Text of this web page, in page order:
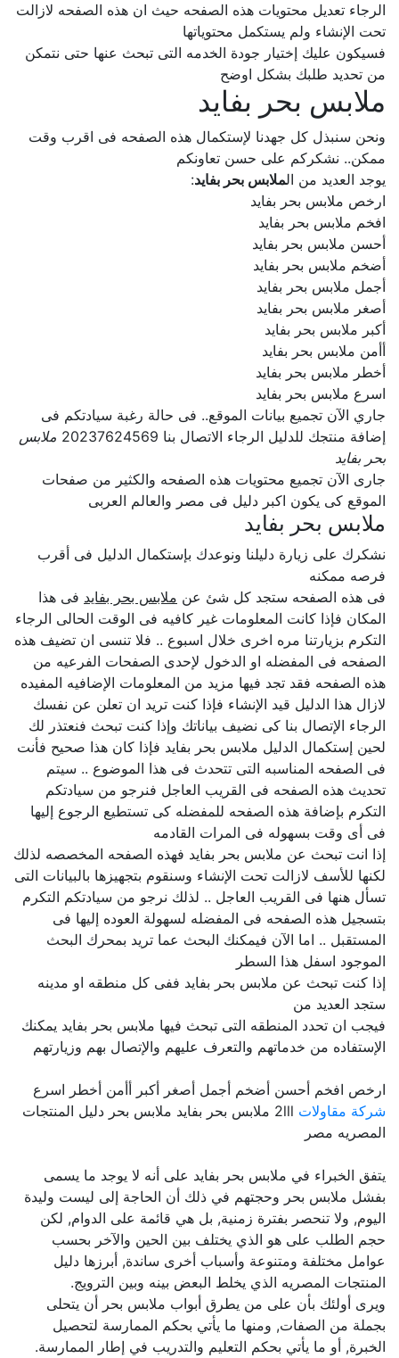
الرجاء تعديل محتويات هذه الصفحه حيث ان هذه الصفحه لازالت
تحت الإنشاء ولم يستكمل محتوياتها
فسيكون عليك إختيار جودة الخدمه التى تبحث عنها حتى نتمكن
من تحديد طلبك بشكل اوضح
ملابس بحر بفايد
ونحن سنبذل كل جهدنا لإستكمال هذه الصفحه فى اقرب وقت
ممكن.. نشكركم على حسن تعاونكم
يوجد العديد من ال ملابس بحر بفايد:
ارخص ملابس بحر بفايد
افخم ملابس بحر بفايد
أحسن ملابس بحر بفايد
أضخم ملابس بحر بفايد
أجمل ملابس بحر بفايد
أصغر ملابس بحر بفايد
أكبر ملابس بحر بفايد
أأمن ملابس بحر بفايد
أخطر ملابس بحر بفايد
اسرع ملابس بحر بفايد
جاري الآن تجميع بيانات الموقع.. فى حالة رغبة سيادتكم فى
إضافة منتجك للدليل الرجاء الاتصال بنا 20237624569
ملابس
بحر بفايد
جارى الآن تجميع محتويات هذه الصفحه والكثير من صفحات
الموقع كى يكون اكبر دليل فى مصر والعالم العربى
ملابس بحر بفايد
نشكرك على زيارة دليلنا ونوعدك بإستكمال الدليل فى أقرب
فرصه ممكنه
فى هذه الصفحه ستجد كل شئ عنملابس بحر بفايدفى هذا
المكان فإذا كانت المعلومات غير كافيه فى الوقت الحالى الرجاء
التكرم بزيارتنا مره اخرى خلال اسبوع .. فلا تنسى ان تضيف هذه
الصفحه فى المفضله او الدخول لإحدى الصفحات الفرعيه من
هذه الصفحه فقد تجد فيها مزيد من المعلومات الإضافيه المفيده
لازال هذا الدليل قيد الإنشاء فإذا كنت تريد ان تعلن عن نفسك
الرجاء الإتصال بنا كى نضيف بياناتك وإذا كنت تبحث فنعتذر لك
لحين إستكمال الدليل ملابس بحر بفايد فإذا كان هذا صحيح فأنت
فى الصفحه المناسبه التى تتحدث فى هذا الموضوع .. سيتم
تحديث هذه الصفحه فى القريب العاجل فنرجو من سيادتكم
التكرم بإضافة هذه الصفحه للمفضله كى تستطيع الرجوع إليها
فى أى وقت بسهوله فى المرات القادمه
إذا انت تبحث عن ملابس بحر بفايد فهذه الصفحه المخصصه لذلك
لكنها للأسف لازالت تحت الإنشاء وسنقوم بتجهيزها بالبيانات التى
تسأل هنها فى القريب العاجل .. لذلك نرجو من سيادتكم التكرم
بتسجيل هذه الصفحه فى المفضله لسهولة العوده إليها فى
المستقبل .. اما الآن فيمكنك البحث عما تريد بمحرك البحث
الموجود اسفل هذا السطر
إذا كنت تبحث عن ملابس بحر بفايد ففى كل منطقه او مدينه
ستجد العديد من
فيجب ان تحدد المنطقه التى تبحث فيها ملابس بحر بفايد يمكنك
الإستفاده من خدماتهم والتعرف عليهم والإتصال بهم وزيارتهم
ارخص افخم أحسن أضخم أجمل أصغر أكبر أأمن أخطر اسرع
شركة مقاولات
2lll ملابس بحر بفايد ملابس بحر دليل المنتجات
المصريه مصر
يتفق الخبراء في ملابس بحر بفايد على أنه لا يوجد ما يسمى
بفشل ملابس بحر وحجتهم في ذلك أن الحاجة إلى ليست وليدة
اليوم, ولا تنحصر بفترة زمنية, بل هي قائمة على الدوام, لكن
حجم الطلب على هو الذي يختلف بين الحين والآخر بحسب
عوامل مختلفة ومتنوعة وأسباب أخرى ساندة, أبرزها دليل
المنتجات المصريه الذي يخلط البعض بينه وبين الترويج.
ويرى أولئك بأن على من يطرق أبواب ملابس بحر أن يتحلى
بجملة من الصفات, ومنها ما يأتي بحكم الممارسة لتحصيل
الخبرة, أو ما يأتي بحكم التعليم والتدريب في إطار الممارسة.